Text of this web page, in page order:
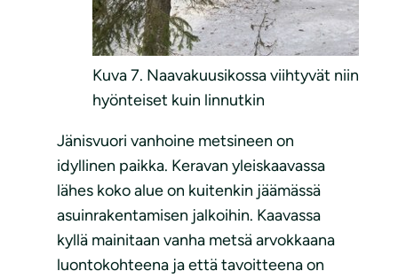
Kuva 7. Naavakuusikossa viihtyvät niin
hyönteiset kuin linnutkin
Jänisvuori vanhoine metsineen on
idyllinen paikka. Keravan yleiskaavassa
lähes koko alue on kuitenkin jäämässä
asuinrakentamisen jalkoihin. Kaavassa
kyllä mainitaan vanha metsä arvokkaana
luontokohteena ja että tavoitteena on